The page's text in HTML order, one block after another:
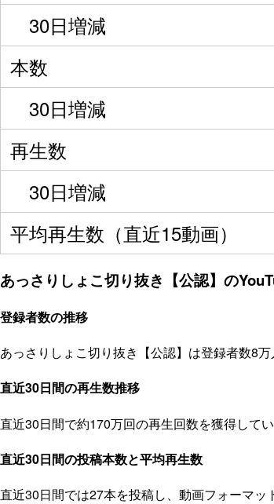
30日増減
本数
30日増減
再生数
30日増減
平均再生数（直近15動画）
あっさりしょこ切り抜き【公認】の
登録者数の推移
あっさりしょこ切り抜き【公認】は登録者数8
直近30日間の再生数推移
直近30日間で約170万回の再生回数を獲得して
直近30日間の投稿本数と平均再生数
直近30日間では27本を投稿し、動画フォーマッ